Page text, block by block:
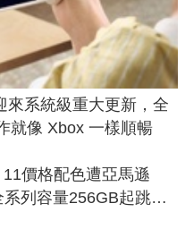
來系統級重大更新，全
就像 Xbox 一樣順暢
價格配色遭亞馬遜
系列容量256GB起跳、
逼近7萬